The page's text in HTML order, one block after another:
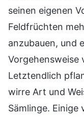
seinen eigenen
Feldfrüchten
anzubauen, und
Vorgehensweise
Letztendlich
wirre Art und
Sämlinge. Einige